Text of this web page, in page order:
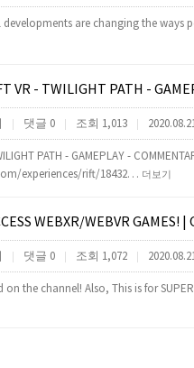
are changing the ways
VR - TWILIGHT PATH -
| 댓글 0 | 조회 1,013 |
PATH - GAMEPLAY -
experiences/rift/18432… 더보기
WEBXR/WEBVR GAMES!
| 댓글 0 | 조회 1,072 |
on the channel! Also, This is for